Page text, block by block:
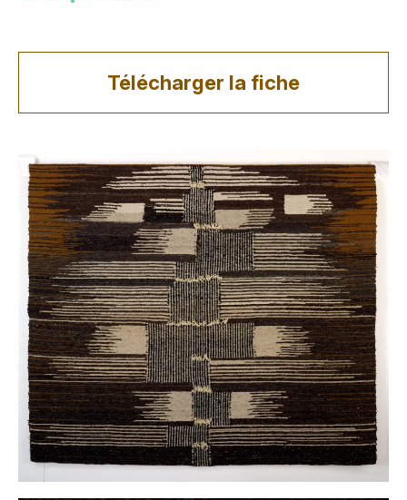
Télécharger la fiche